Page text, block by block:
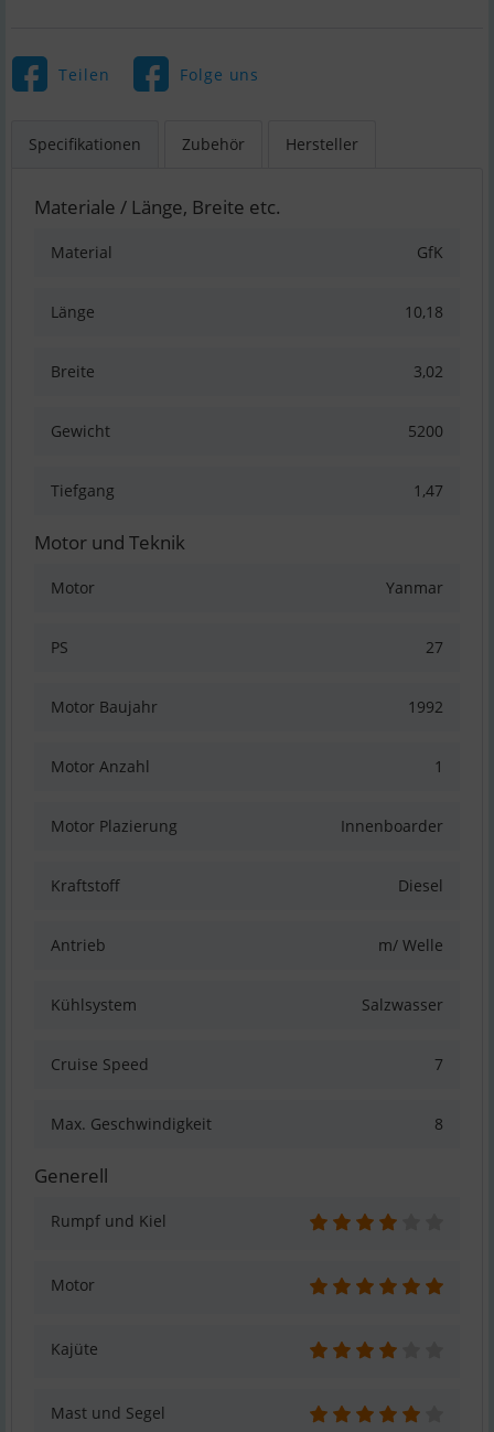
Teilen Folge uns
Specifikationen Zubehör Hersteller
Materiale / Länge, Breite etc.
Material GfK
Länge 10,18
Breite 3,02
Gewicht 5200
Tiefgang 1,47
Motor und Teknik
Motor Yanmar
PS 27
Motor Baujahr 1992
Motor Anzahl 1
Motor Plazierung Innenboarder
Kraftstoff Diesel
Antrieb m/ Welle
Kühlsystem Salzwasser
Cruise Speed 7
Max. Geschwindigkeit 8
Generell
Rumpf und Kiel
Motor
Kajüte
Mast und Segel